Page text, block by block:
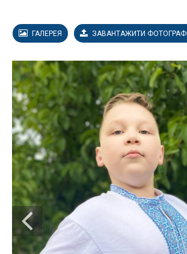
ГАЛЕРЕЯ ЗАВАНТАЖИТИ ФОТОГРАФІЇ